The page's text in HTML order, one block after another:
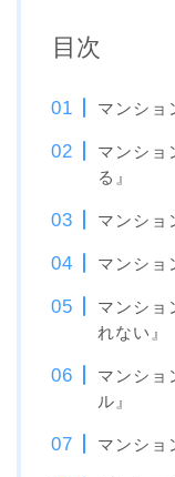
目次
マンショ
マンショ
る』
マンショ
マンショ
マンショ
れない』
マンショ
ル』
マンショ